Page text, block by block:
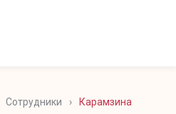
Сотрудники ›
Карамзина